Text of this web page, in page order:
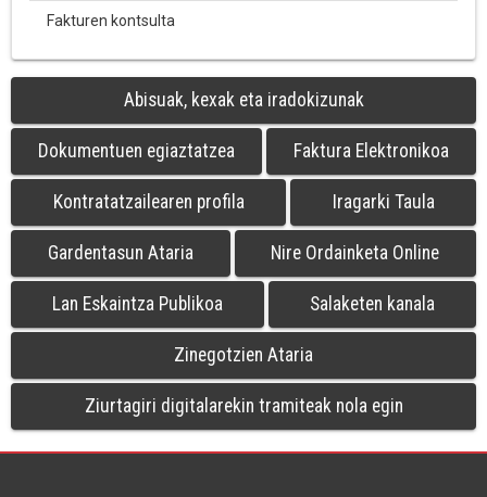
Fakturen kontsulta
Abisuak, kexak eta iradokizunak
Dokumentuen egiaztatzea Faktura Elektronikoa
Kontratatzailearen profila Iragarki Taula
Gardentasun Ataria Nire Ordainketa Online
Lan Eskaintza Publikoa Salaketen kanala
Zinegotzien Ataria
Ziurtagiri digitalarekin tramiteak nola egin